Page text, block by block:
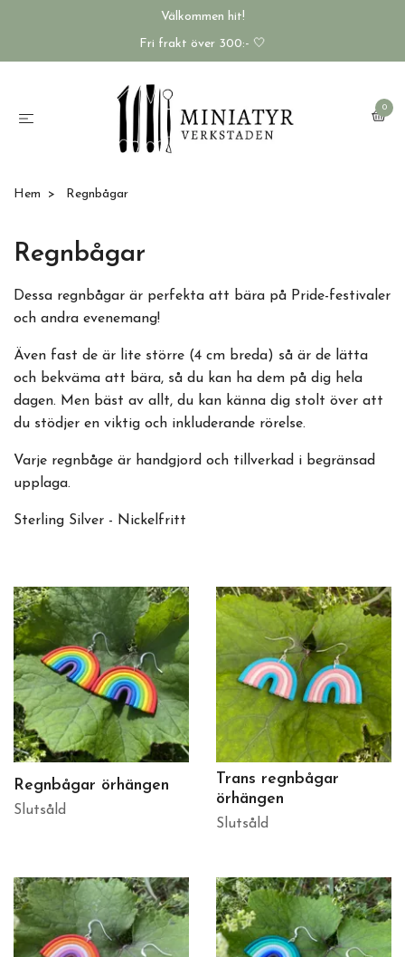
Välkommen hit!
Fri frakt över 300:- 🤍
0
Hem Regnbågar
Regnbågar
Dessa regnbågar är perfekta att bära på Pride-festivaler
och andra evenemang!
Även fast de är lite större (4 cm breda) så är de lätta
och bekväma att bära, så du kan ha dem på dig hela
dagen. Men bäst av allt, du kan känna dig stolt över att
du stödjer en viktig och inkluderande rörelse.
Varje regnbåge är handgjord och tillverkad i begränsad
upplaga.
Sterling Silver - Nickelfritt
Regnbågar örhängen
Slutsåld
Trans regnbågar
örhängen
Slutsåld